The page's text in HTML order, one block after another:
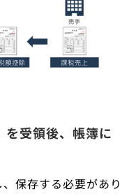
を受領後、帳簿に
保存する必要があり